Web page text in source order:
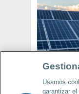
Usamos
garantizar